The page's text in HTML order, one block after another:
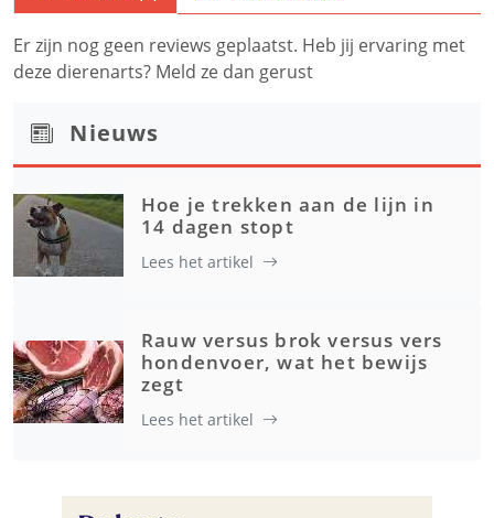
Er zijn nog geen reviews geplaatst. Heb jij ervaring met
deze dierenarts? Meld ze dan gerust
Nieuws
Hoe je trekken aan de lijn in
14 dagen stopt
Lees het artikel
Rauw versus brok versus vers
hondenvoer, wat het bewijs
zegt
Lees het artikel